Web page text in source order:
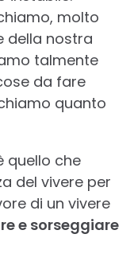
molto
della nostra
talmente
da fare
quanto
quello che
del vivere per
di un vivere
e sorseggiare